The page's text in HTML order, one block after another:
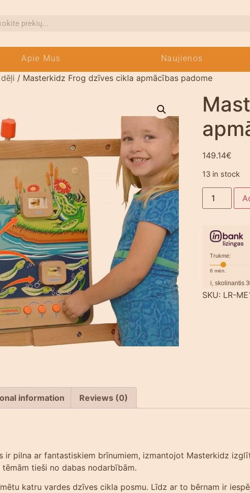
Apie Mus Naujienos
/ Masterkidz Frog dzīves cikla apmācības padome
149.14€
13 in stock
Trukmė:
6 mėn.
Pavyzdžiui, skolinantis300,00€,
SKU: LR-
information Reviews (0)
ir pilna ar fantastiskiem brīnumiem, izmantojot Masterkidz
tieši no dabas nodarbībām.
katru vardes dzīves cikla posmu. Līdz ar to bērnam ir